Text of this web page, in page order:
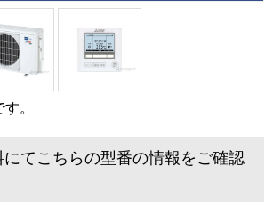
。
にてこちらの型番の情報をご確認